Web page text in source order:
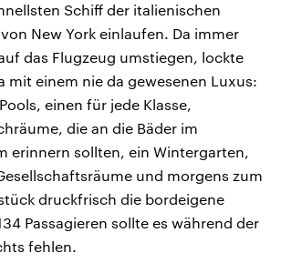
Schiff der italienischen
New York einlaufen. Da immer
das Flugzeug umstiegen, lockte
mit einem nie da gewesenen Luxus:
einen für jede Klasse,
die an die Bäder im
erinnern sollten, ein Wintergarten,
und morgens zum
druckfrisch die bordeigene
Passagieren sollte es während der
fehlen.